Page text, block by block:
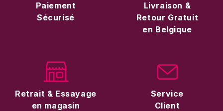
Paiement
Sécurisé
Livraison &
Retour Gratuit
en Belgique
Retrait & Essayage
en magasin
Service
Client